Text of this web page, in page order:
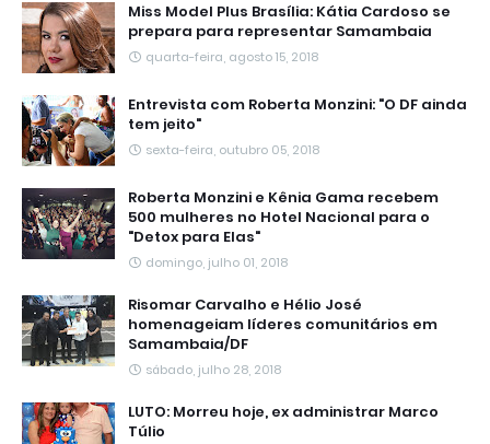
Miss Model Plus Brasília: Kátia Cardoso se
prepara para representar Samambaia
quarta-feira, agosto 15, 2018
Entrevista com Roberta Monzini: "O DF ainda
tem jeito"
sexta-feira, outubro 05, 2018
Roberta Monzini e Kênia Gama recebem
500 mulheres no Hotel Nacional para o
"Detox para Elas"
domingo, julho 01, 2018
Risomar Carvalho e Hélio José
homenageiam líderes comunitários em
Samambaia/DF
sábado, julho 28, 2018
LUTO: Morreu hoje, ex administrar Marco
Túlio